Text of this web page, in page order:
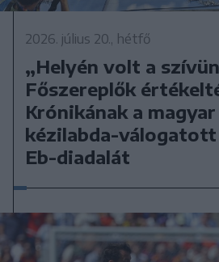
2026. július 20., hétfő
„Helyén volt a
Főszereplők
Krónikának a
kézilabda-
Eb-diadalát